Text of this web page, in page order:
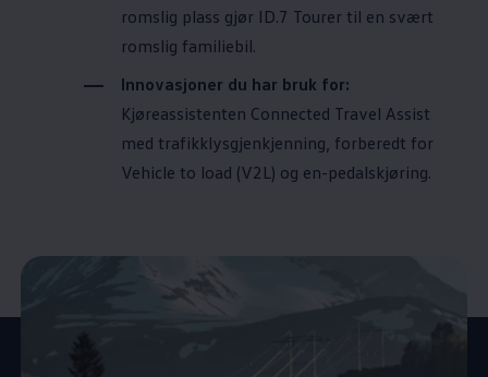
romslig plass gjør ID.7 Tourer til en svært
romslig familiebil.
Innovasjoner du har bruk for:
Kjøreassistenten Connected Travel Assist
med trafikklysgjenkjenning, forberedt for
Vehicle to load (V2L) og en-pedalskjøring.